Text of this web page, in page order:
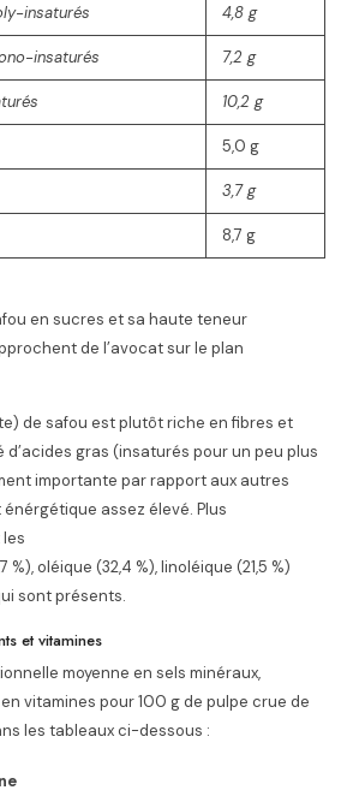
insaturés 4,8g
insaturés 7,2g
10,2g
5,0g
3,7g
8,7g
en sucres et sa haute teneur
de l’avocat sur le plan
de safou est plutôt riche en fibres et
gras (insaturés pour un peu plus
importante par rapport aux autres
assez élevé. Plus
%), oléique (32,4 %), linoléique (21,5 %)
sont présents.
et vitamines
moyenne en sels minéraux,
vitamines pour 100gde pulpe crue de
les tableaux ci-dessous :